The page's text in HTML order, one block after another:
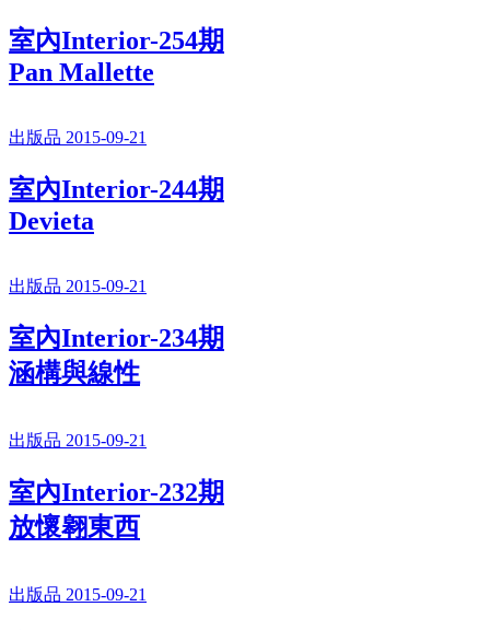
室內Interior-254期
Pan Mallette
出版品 2015-09-21
室內Interior-244期
Devieta
出版品 2015-09-21
室內Interior-234期
涵構與線性
出版品 2015-09-21
室內Interior-232期
放懷翱東西
出版品 2015-09-21